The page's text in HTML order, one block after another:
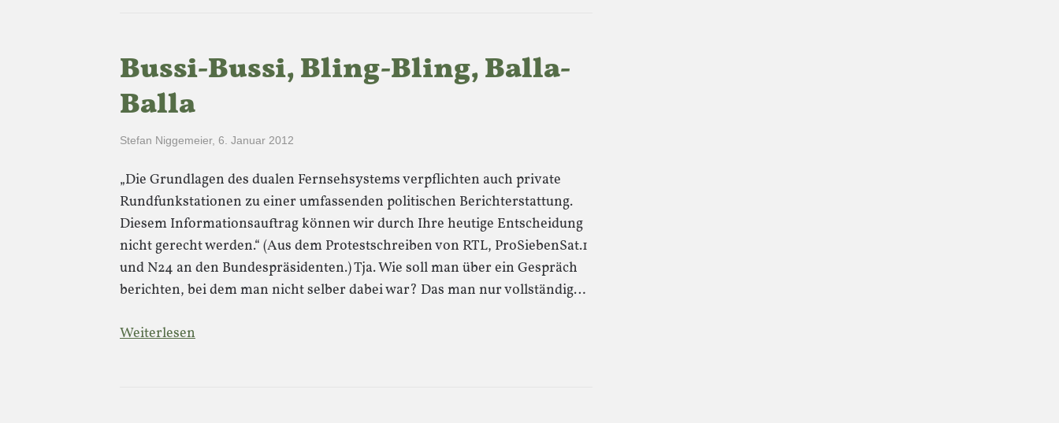
Bussi-Bussi, Bling-Bling, Balla-
Balla
Stefan Niggemeier, 6. Januar 2012
„Die Grundlagen des dualen Fernsehsystems verpflichten auch private
Rundfunkstationen zu einer umfassenden politischen Berichterstattung.
Diesem Informationsauftrag können wir durch Ihre heutige Entscheidung
nicht gerecht werden.“ (Aus dem Protestschreiben von RTL, ProSiebenSat.1
und N24 an den Bundespräsidenten.) Tja. Wie soll man über ein Gespräch
berichten, bei dem man nicht selber dabei war? Das man nur vollständig…
Weiterlesen